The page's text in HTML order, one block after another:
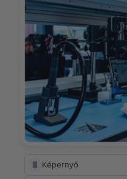
Képernyő